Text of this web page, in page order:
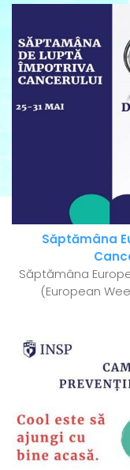
Săptămâna
Săptămâna
(European